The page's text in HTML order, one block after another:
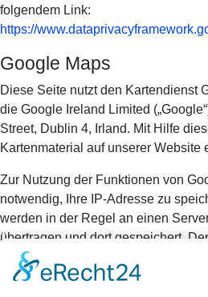
folgendem Link:
https://
Google Maps
Diese Seite nutzt den Kartendienst
die Google Ireland Limited
Street, Dublin 4, Irland. Mit Hilfe
Kartenmaterial auf unserer Website
Zur Nutzung der Funktionen von
notwendig, Ihre IP-Adresse zu
werden in der Regel an einen
übertragen und dort gespeichert.
keinen Einfluss auf diese
Maps aktiviert ist, kann Google zum